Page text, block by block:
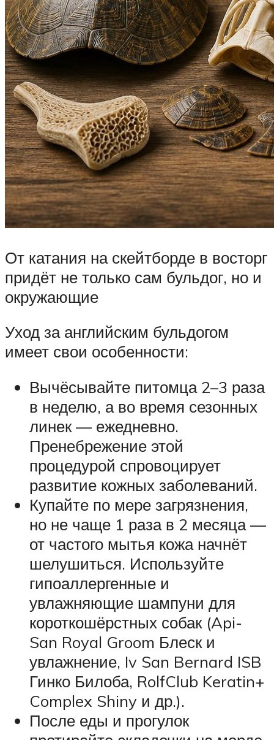
От катания на скейтборде в восторг
придёт не только сам бульдог, но и
окружающие
Уход за английским бульдогом
имеет свои особенности:
Вычёсывайте питомца 2–3 раза
в неделю, а во время сезонных
линек — ежедневно.
Пренебрежение этой
процедурой спровоцирует
развитие кожных заболеваний.
Купайте по мере загрязнения,
но не чаще 1 раза в 2 месяца —
от частого мытья кожа начнёт
шелушиться. Используйте
гипоаллергенные и
увлажняющие шампуни для
короткошёрстных собак (Api-
San Royal Groom Блеск и
увлажнение, Iv San Bernard ISB
Гинко Билоба, RolfClub Keratin+
Complex Shiny и др.).
После еды и прогулок